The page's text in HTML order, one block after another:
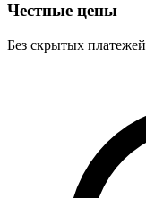
Честные цены
Без скрытых платежей